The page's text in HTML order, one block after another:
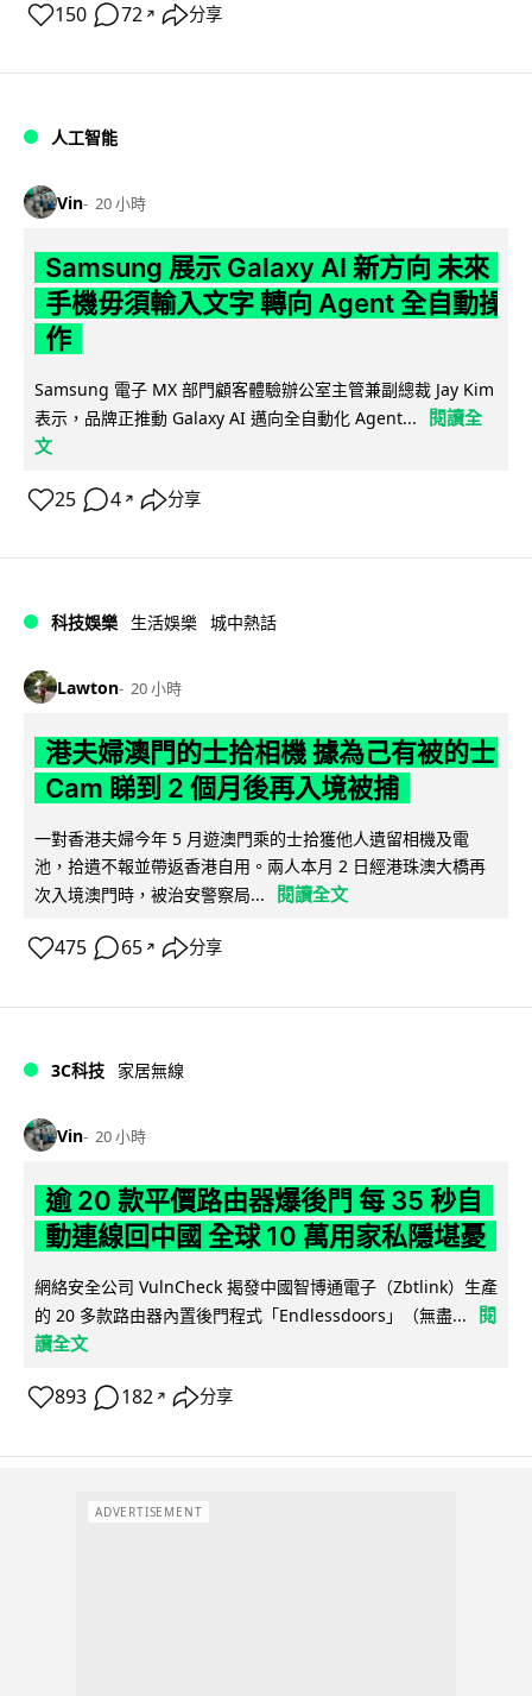
150 72 ↗ 分享
人工智能
Vin 20 小時
Samsung 展示 Galaxy AI 新方向 未來
手機毋須輸入文字 轉向 Agent 全自動操
作
Samsung 電子 MX 部門顧客體驗辦公室主管兼副總裁 Jay Kim
表示，品牌正推動 Galaxy AI 邁向全自動化 Agent...
閱讀全
文
25 4 ↗ 分享
科技娛樂 生活娛樂 城中熱話
Lawton 20 小時
港夫婦澳門的士拾相機 據為己有被的士
Cam 睇到 2 個月後再入境被捕
一對香港夫婦今年 5 月遊澳門乘的士拾獲他人遺留相機及電
池，拾遺不報並帶返香港自用。兩人本月 2 日經港珠澳大橋再
次入境澳門時，被治安警察局...
閱讀全文
475 65 ↗ 分享
3C科技 家居無線
Vin 20 小時
逾 20 款平價路由器爆後門 每 35 秒自
動連線回中國 全球 10 萬用家私隱堪憂
網絡安全公司 VulnCheck 揭發中國智博通電子（Zbtlink）生產
的 20 多款路由器內置後門程式「Endlessdoors」（無盡...
閱
讀全文
893 182 ↗ 分享
ADVERTISEMENT